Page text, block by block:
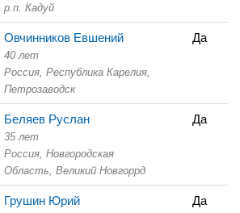
р.п. Кадуй
Овчинников Евшений
40 лет
Россия, Республика Карелия,
Петрозаводск
Да
Беляев Руслан
35 лет
Россия, Новгородская
Область, Великий Новгоррд
Да
Грушин Юрий Да